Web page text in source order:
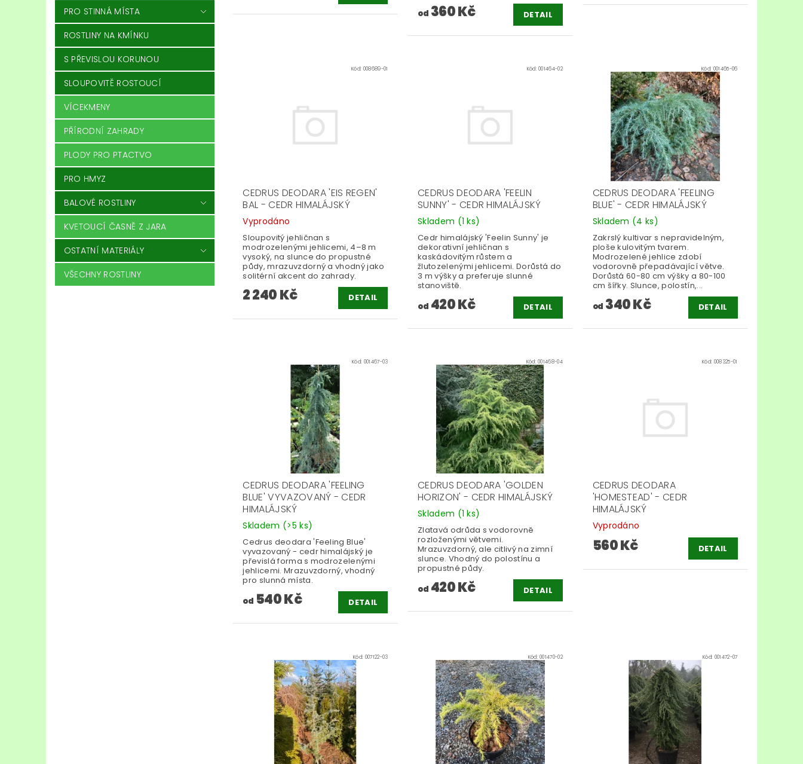
PRO STINNÁ MÍSTA
ROSTLINY NA KMÍNKU
S PŘEVISLOU KORUNOU
SLOUPOVITĚ ROSTOUCÍ
VÍCEKMENY
PŘÍRODNÍ ZAHRADY
PLODY PRO PTACTVO
PRO HMYZ
BALOVÉ ROSTLINY
KVETOUCÍ ČASNĚ Z JARA
OSTATNÍ MATERIÁLY
VŠECHNY ROSTLINY
od 360 Kč DETAIL
Kód: 008689-01
CEDRUS DEODARA 'EIS REGEN'
BAL - CEDR HIMALÁJSKÝ
Vyprodáno
Sloupovitý jehličnan s
modrozelenými jehlicemi, 4–8 m
vysoký, na slunce do propustné
půdy, mrazuvzdorný a vhodný jako
solitérní akcent do zahrady.
2 240 Kč DETAIL
Kód:001464-02
CEDRUS DEODARA 'FEELIN
SUNNY' - CEDR HIMALÁJSKÝ
Skladem (1 ks)
Cedr himalájský 'Feelin Sunny' je
dekorativní jehličnan s
kaskádovitým růstem a
žlutozelenými jehlicemi. Dorůstá do
3 m výšky a preferuje slunné
stanoviště.
od 420 Kč DETAIL
Kód: 001465-06
CEDRUS DEODARA 'FEELING
BLUE' - CEDR HIMALÁJSKÝ
Skladem (4 ks)
Zakrslý kultivar s nepravidelným,
ploše kulovitým tvarem.
Modrozelené jehlice zdobí
vodorovně přepadávající větve.
Dorůstá 60-80 cm výšky a 80-100
cm šířky. Slunce, polostín,...
od 340 Kč DETAIL
Kód: 001467-03
CEDRUS DEODARA 'FEELING
BLUE' VYVAZOVANÝ - CEDR
HIMALÁJSKÝ
Skladem (>5 ks)
Cedrus deodara 'Feeling Blue'
vyvazovaný - cedr himalájský je
převislá forma s modrozelenými
jehlicemi. Mrazuvzdorný, vhodný
pro slunná místa.
od 540 Kč DETAIL
Kód:001468-04
CEDRUS DEODARA 'GOLDEN
HORIZON' - CEDR HIMALÁJSKÝ
Skladem (1 ks)
Zlatavá odrůda s vodorovně
rozloženými větvemi.
Mrazuvzdorný, ale citlivý na zimní
slunce. Vhodný do polostínu a
propustné půdy.
od 420 Kč DETAIL
Kód: 008325-01
CEDRUS DEODARA
'HOMESTEAD' - CEDR
HIMALÁJSKÝ
Vyprodáno
560 Kč DETAIL
Kód: 007122-03 Kód:001470-02 Kód: 001472-07